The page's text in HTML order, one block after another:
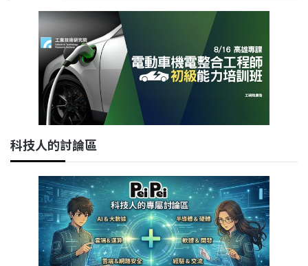
科技人的討論區